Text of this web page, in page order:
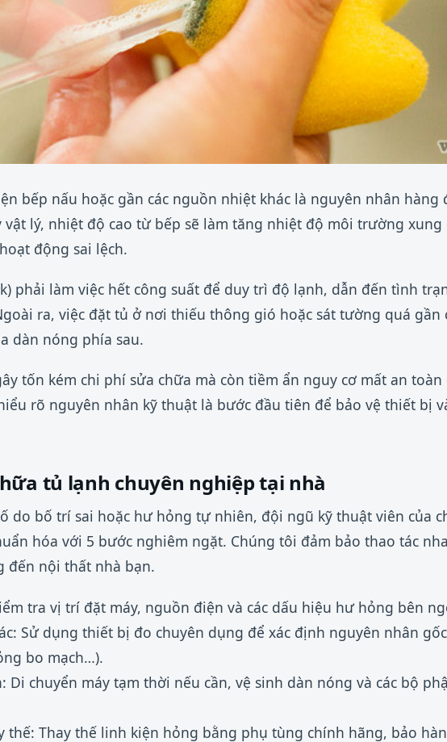
bếp nấu hoặc gần các nguồn nhiệt khác là nguyên nhân hàng
vật lý, nhiệt độ cao từ bếp sẽ làm tăng nhiệt độ môi trường
động sai lệch.
phải làm việc hết công suất để duy trì độ lạnh, dẫn đến tình
ra, việc đặt tủ ở nơi thiếu thông gió hoặc sát tường quá gần
dàn nóng phía sau.
tốn kém chi phí sửa chữa mà còn tiềm ẩn nguy cơ mất an toàn
rõ nguyên nhân kỹ thuật là bước đầu tiên để bảo vệ thiết bị
tủ lạnh chuyên nghiệp tại nhà
do bố trí sai hoặc hư hỏng tự nhiên, đội ngũ kỹ thuật viên của
hóa với 5 bước nghiêm ngặt. Chúng tôi đảm bảo thao tác
đến nội thất nhà bạn.
tra vị trí đặt máy, nguồn điện và các dấu hiệu hư hỏng bên
Sử dụng thiết bị đo chuyên dụng để xác định nguyên nhân
bo mạch…).
Di chuyển máy tạm thời nếu cần, vệ sinh dàn nóng và các bộ
thế: Thay thế linh kiện hỏng bằng phụ tùng chính hãng, bảo